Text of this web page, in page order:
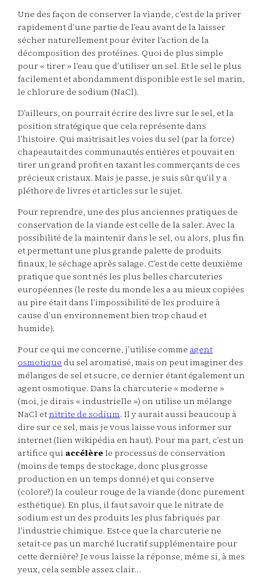
Une des façon de conserver la viande, c’est de la priver
rapidement d’une partie de l’eau avant de la laisser
sécher naturellement pour éviter l’action de la
décomposition des protéines. Quoi de plus simple
pour « tirer » l’eau que d’utiliser un sel. Et le sel le plus
facilement et abondamment disponible est le sel marin,
le chlorure de sodium (NaCl).
D’ailleurs, on pourrait écrire des livre sur le sel, et la
position stratégique que cela représente dans
l’histoire. Qui maitrisait les voies du sel (par la force)
chapeautait des communautés entières et pouvait en
tirer un grand profit en taxant les commerçants de ces
précieux cristaux. Mais je passe, je suis sûr qu’il y a
pléthore de livres et articles sur le sujet.
Pour reprendre, une des plus anciennes pratiques de
conservation de la viande est celle de la saler. Avec la
possibilité de la maintenir dans le sel, ou alors, plus fin
et permettant une plus grande palette de produits
finaux, le séchage après salage. C’est de cette deuxième
pratique que sont nés les plus belles charcuteries
européennes (le reste du monde les a au mieux copiées
au pire était dans l’impossibilité de les produire à
cause d’un environnement bien trop chaud et
humide).
Pour ce qui me concerne, j’utilise comme agent
osmotique du sel aromatisé, mais on peut imaginer des
mélanges de sel et sucre, ce dernier étant également un
agent osmotique. Dans la charcuterie « moderne »
(moi, je dirais « industrielle ») on utilise un mélange
NaCl etnitrite de sodium. Il y aurait aussi beaucoup à
dire sur ce sel, mais je vous laisse vous informer sur
internet (lien wikipédia en haut). Pour ma part, c’est un
artifice qui accélère le processus de conservation
(moins de temps de stockage, donc plus grosse
production en un temps donné) et qui conserve
(colore?) la couleur rouge de la viande (donc purement
esthétique). En plus, il faut savoir que le nitrate de
sodium est un des produits les plus fabriqués par
l’industrie chimique. Est-ce que la charcuterie ne
setait-ce pas un marché lucratif supplémentaire pour
cette dernière? Je vous laisse la réponse, même si, à mes
yeux, cela semble assez clair…